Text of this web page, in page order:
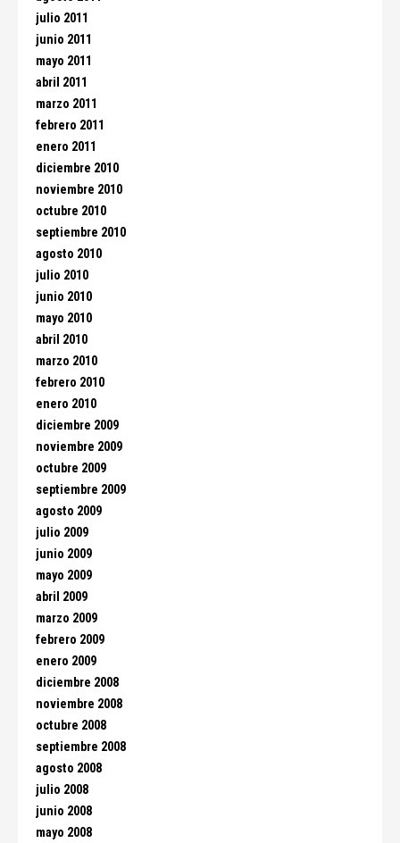
julio 2011
junio 2011
mayo 2011
abril 2011
marzo 2011
febrero 2011
enero 2011
diciembre 2010
noviembre 2010
octubre 2010
septiembre 2010
agosto 2010
julio 2010
junio 2010
mayo 2010
abril 2010
marzo 2010
febrero 2010
enero 2010
diciembre 2009
noviembre 2009
octubre 2009
septiembre 2009
agosto 2009
julio 2009
junio 2009
mayo 2009
abril 2009
marzo 2009
febrero 2009
enero 2009
diciembre 2008
noviembre 2008
octubre 2008
septiembre 2008
agosto 2008
julio 2008
junio 2008
mayo 2008